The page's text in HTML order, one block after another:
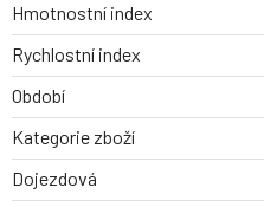
Hmotnostní index
Rychlostní index
Období
Kategorie zboží
Dojezdová